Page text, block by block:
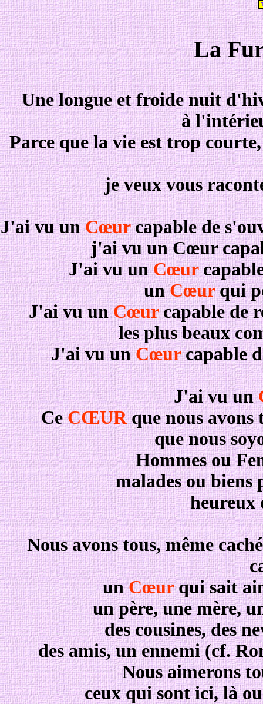
La
Une longue et froide nuit
à
Parce que la vie est trop
je veux vous
J'ai vu unCœurcapable de
j'ai vu un Cœur
J'ai vu unCœur
unCœurqui
J'ai vu unCœurcapable de
les plus beaux
J'ai vu unCœurcapable
J'ai vu un
CeCŒURque nous avons
que nous
Hommes ou
malades ou biens
heureux
Nous avons tous, même
unCœurqui sait
un père, une mère,
des cousines, des
des amis, un ennemi (cf.
Nous aimerons
ceux qui sont ici, là